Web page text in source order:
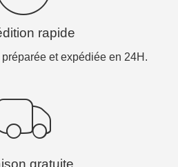
rapide
et expédiée en 24H.
gratuite